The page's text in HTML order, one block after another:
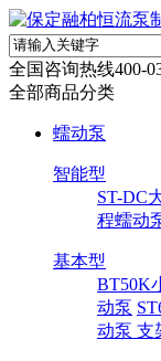
全国咨询热线400-
全部商品分类
蠕动泵
智能型
ST-DC
程蠕动
基本型
BT50K
动泵
动泵 支